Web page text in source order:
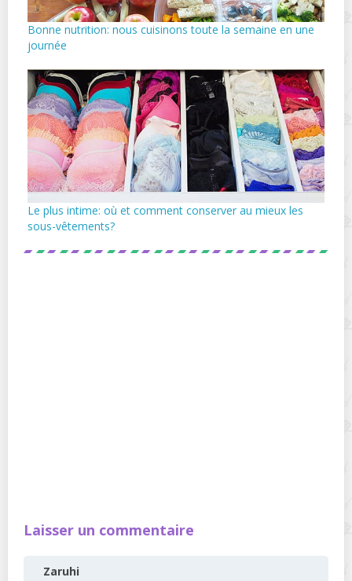
Bonne nutrition: nous cuisinons toute la semaine en une
journée
Le plus intime: où et comment conserver au mieux les
sous-vêtements?
Laisser un commentaire
Zaruhi